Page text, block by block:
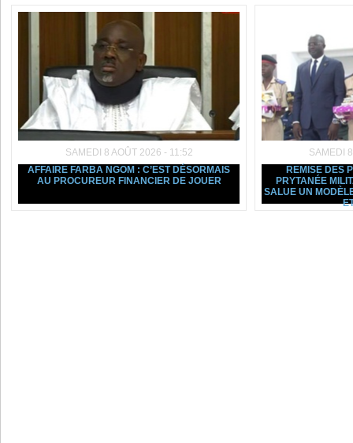
SAMEDI 8 AOÛT 2026 - 11:52
AFFAIRE FARBA NGOM : C’EST DÉSORMAIS
AU PROCUREUR FINANCIER DE JOUER
SAMEDI
REMISE DES
PRYTANÉE
SALUE UN